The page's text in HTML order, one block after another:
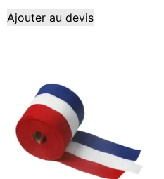
Ajouter au devis